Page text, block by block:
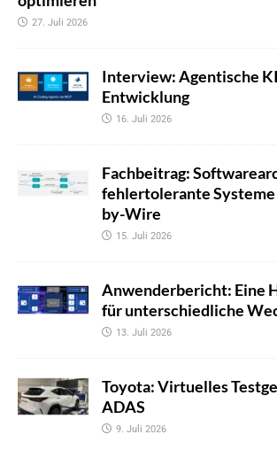
27. Juli 2026
Interview: Agentische
Entwicklung
16. Juli 2026
Fachbeitrag:
fehlertolerante Systeme
by-Wire
15. Juli 2026
Anwenderbericht: Eine
für unterschiedliche
13. Juli 2026
Toyota: Virtuelles
ADAS
9. Juli 2026